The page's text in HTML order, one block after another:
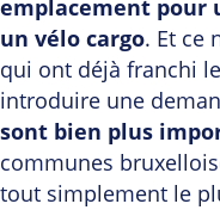
emplacement pour
un vélo cargo. Et ce
qui ont déjà franchi
introduire une
sont bien plus
communes
tout simplement le